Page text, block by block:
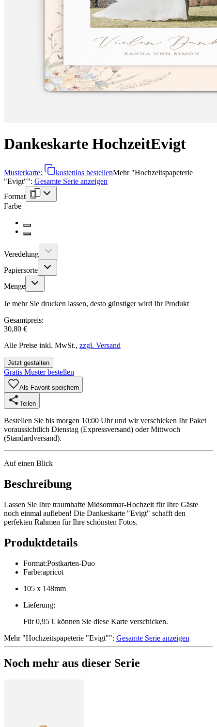
Dankeskarte HochzeitEvigt
Musterkarte: kostenlos bestellenMehr"Hochzeitspapeterie
"Evigt"": Gesamte Serie anzeigen
Format
Farbe
Veredelung
Papiersorte
Menge
Je mehr Sie drucken lassen, desto günstiger wird Ihr Produkt
Gesamtpreis:
30,80 €
Alle Preise inkl. MwSt., zzgl. Versand
Jetzt gestalten
Gratis Muster bestellen
Als Favorit speichern
Teilen
Bestellen Sie bis morgen 10:00 Uhr und wir verschicken Ihr Paket
voraussichtlich Dienstag (Expressversand) oder Mittwoch
(Standardversand).
Auf einen Blick
Beschreibung
Lassen Sie Ihre traumhafte Midsommar-Hochzeit für Ihre Gäste
noch einmal aufleben! Die Dankeskarte "Evigt" schafft den
perfekten Rahmen für Ihre schönsten Fotos.
Produktdetails
Format:Postkarten-Duo
Farbe:apricot
105 x 148mm
Lieferung:
Für 0,95 € können Sie diese Karte verschicken.
Mehr"Hochzeitspapeterie "Evigt"": Gesamte Serie anzeigen
Noch mehr aus dieser Serie